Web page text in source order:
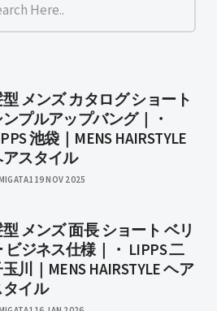
メンズ カタログ ショート
ンプルアップバング｜・
池袋｜MENS HAIRSTYLE
スタイル
19 NOV 2025
メンズ 面長 ショート ベリ
ビジネス仕様｜・ LIPPS 二
川｜MENS HAIRSTYLE ヘア
タイル